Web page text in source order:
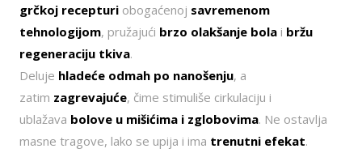
grčkoj recepturi obogaćenoj savremenom
tehnologijom, pružajući brzo olakšanje bola i bržu
regeneraciju tkiva.
Deluje hladeće odmah po nanošenju, a
zatim zagrevajuće, čime stimuliše cirkulaciju i
ublažava bolove u mišićima i zglobovima. Ne ostavlja
masne tragove, lako se upija i ima trenutni efekat.